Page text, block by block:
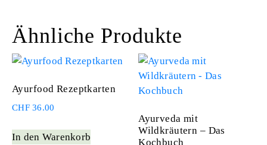
Ähnliche Produkte
Ayurfood Rezeptkarten
CHF36.00
In den Warenkorb
Ayurveda mit
Wildkräutern – Das
Kochbuch